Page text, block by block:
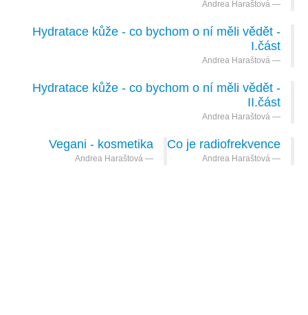
Andrea Haraštová
Hydratace kůže - co bychom o ní měli vědět -
I.část
Andrea Haraštová
Hydratace kůže - co bychom o ní měli vědět -
II.část
Andrea Haraštová
Co je radiofrekvence
Andrea Haraštová
Vegani - kosmetika
Andrea Haraštová